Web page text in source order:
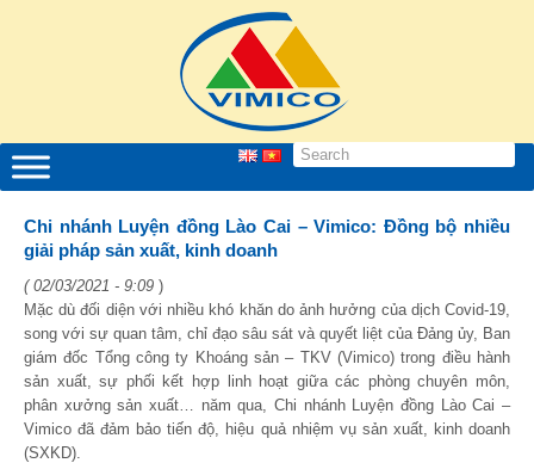
Chi nhánh Luyện đồng Lào Cai – Vimico: Đồng bộ nhiều
giải pháp sản xuất, kinh doanh
( 02/03/2021 - 9:09 )
Mặc dù đối diện với nhiều khó khăn do ảnh hưởng của dịch Covid-19,
song với sự quan tâm, chỉ đạo sâu sát và quyết liệt của Đảng ủy, Ban
giám đốc Tổng công ty Khoáng sản – TKV (Vimico) trong điều hành
sản xuất, sự phối kết hợp linh hoạt giữa các phòng chuyên môn,
phân xưởng sản xuất… năm qua, Chi nhánh Luyện đồng Lào Cai –
Vimico đã đảm bảo tiến độ, hiệu quả nhiệm vụ sản xuất, kinh doanh
(SXKD).